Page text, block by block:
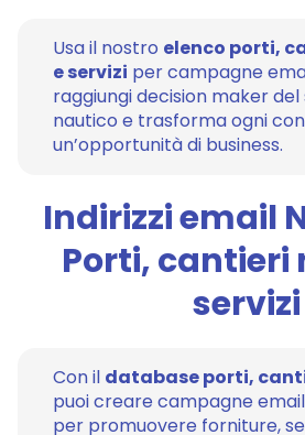
Usa il nostro elenco porti,
e servizi per campagne
raggiungi decision maker
nautico e trasforma ogni
un’opportunità di business.
Indirizzi email
Porti, cantieri
servizi
Con il database porti,
puoi creare campagne
per promuovere forniture,